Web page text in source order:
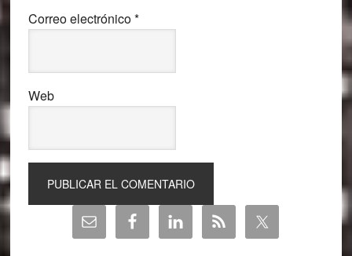
Correo electrónico*
Web
Barra
lateral